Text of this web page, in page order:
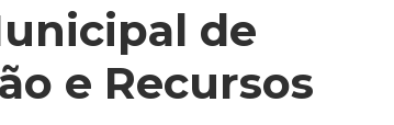
de
e Recursos